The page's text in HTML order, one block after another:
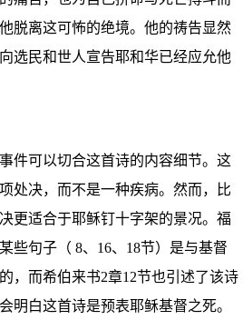
脱离这可怖的绝境。他的祷告显然
选民和世人宣告耶和华已经应允他
件可以切合这首诗的内容细节。这
处决，而不是一种疾病。然而，比
更适合于耶稣钉十字架的景况。福
些句子（ 8、16、18节）是与基督
，而希伯来书2章12节也引述了该诗
明白这首诗是预表耶稣基督之死。